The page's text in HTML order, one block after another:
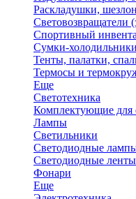
Раскладушки,
Световозвращатели
Спортивный
Сумки-
Тенты, палатки,
Термосы и
Еще
Светотехника
Комплектующие для
Лампы
Светильники
Светодиодные
Светодиодные ленты
Фонари
Еще